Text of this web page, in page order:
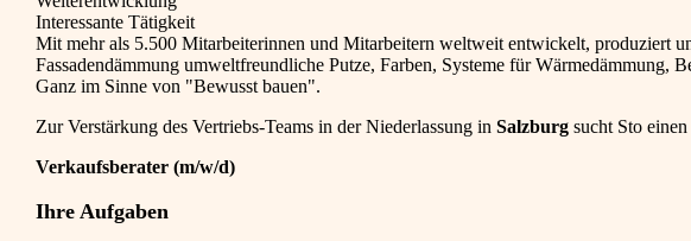
Interessante Tätigkeit
Mit mehr als 5.500 Mitarbeiterinnen und Mitarbeitern weltweit entwickelt, produziert
Fassadendämmung umweltfreundliche Putze, Farben, Systeme für Wärmedämmung,
Ganz im Sinne von "Bewusst bauen".
Zur Verstärkung des Vertriebs-Teams in der Niederlassung in Salzburg sucht Sto
Verkaufsberater (m/w/d)
Ihre Aufgaben